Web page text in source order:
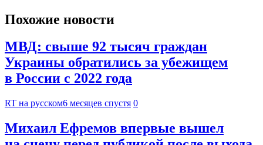
Похожие новости
МВД: свыше 92 тысяч граждан
Украины обратились за убежищем
в России с 2022 года
RT на русском6 месяцев спустя 0
Михаил Ефремов впервые вышел